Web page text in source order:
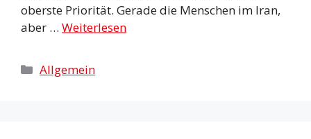
oberste Priorität. Gerade die Menschen im Iran,
aber … Weiterlesen
Kategorien
Allgemein